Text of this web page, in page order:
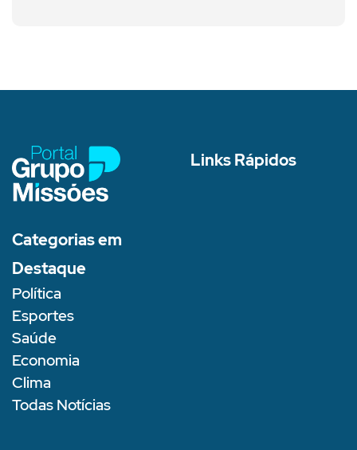
Links Rápidos
Categorias em
Destaque
Política
Esportes
Saúde
Economia
Clima
Todas Notícias